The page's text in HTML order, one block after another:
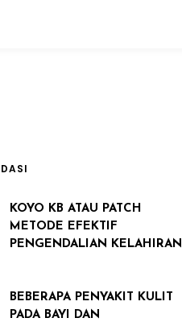
KOYO KB ATAU PATCH
METODE EFEKTIF
PENGENDALIAN KELAHIRAN
BEBERAPA PENYAKIT KULIT
PADA BAYI DAN